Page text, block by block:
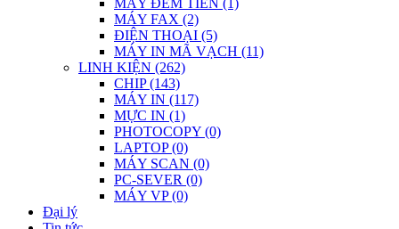
MÁY ĐẾM TIỀN (1)
MÁY FAX (2)
ĐIỆN THOẠI (5)
MÁY IN MÃ VẠCH (11)
LINH KIỆN (262)
CHIP (143)
MÁY IN (117)
MỰC IN (1)
PHOTOCOPY (0)
LAPTOP (0)
MÁY SCAN (0)
PC-SEVER (0)
MÁY VP (0)
Đại lý